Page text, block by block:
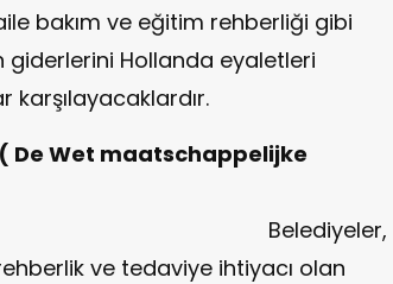
bakım ve eğitim rehberliği gibi
giderlerini Hollanda eyaletleri
karşılayacaklardır.
De Wet maatschappelijke
ve tedaviye ihtiyacı olan